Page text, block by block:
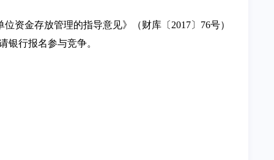
资金存放管理的指导意见》（财库〔2017〕76号）
银行报名参与竞争。